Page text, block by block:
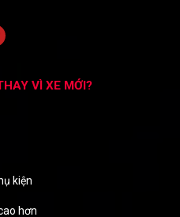
VÌ XE MỚI?
kiện
hơn